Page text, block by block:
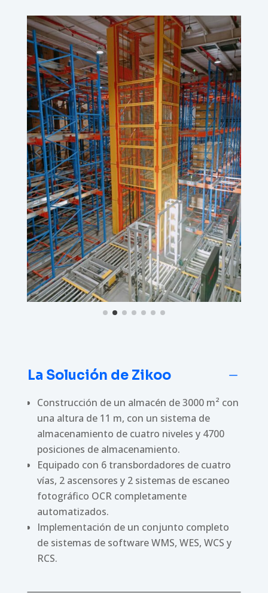
La Solución de Zikoo K
Construcción de un almacén de 3000 m² con
una altura de 11 m, con un sistema de
almacenamiento de cuatro niveles y 4700
posiciones de almacenamiento.
Equipado con 6 transbordadores de cuatro
vías, 2 ascensores y 2 sistemas de escaneo
fotográfico OCR completamente
automatizados.
Implementación de un conjunto completo
de sistemas de software WMS, WES, WCS y
RCS.